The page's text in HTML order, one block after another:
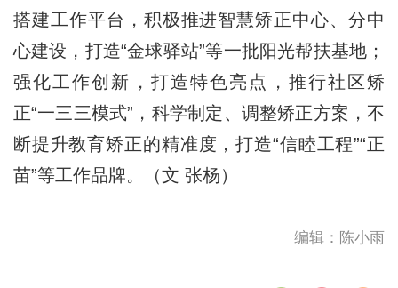
搭建工作平台，积极推进智慧矫正中心、分中
心建设，打造“金球驿站”等一批阳光帮扶基地；
强化工作创新，打造特色亮点，推行社区矫
正“一三三模式”，科学制定、调整矫正方案，不
断提升教育矫正的精准度，打造“信睦工程”“正
苗”等工作品牌。（文 张杨）
编辑：陈小雨